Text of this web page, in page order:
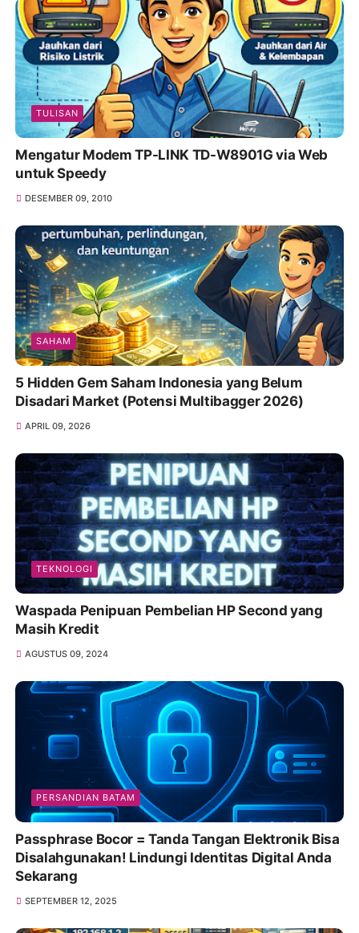
TULISAN
Mengatur Modem TP-LINK TD-W8901G via Web
untuk Speedy
DESEMBER 09, 2010
SAHAM
5 Hidden Gem Saham Indonesia yang Belum
Disadari Market (Potensi Multibagger 2026)
APRIL 09, 2026
TEKNOLOGI
Waspada Penipuan Pembelian HP Second yang
Masih Kredit
AGUSTUS 09, 2024
PERSANDIAN BATAM
Passphrase Bocor = Tanda Tangan Elektronik Bisa
Disalahgunakan! Lindungi Identitas Digital Anda
Sekarang
SEPTEMBER 12, 2025